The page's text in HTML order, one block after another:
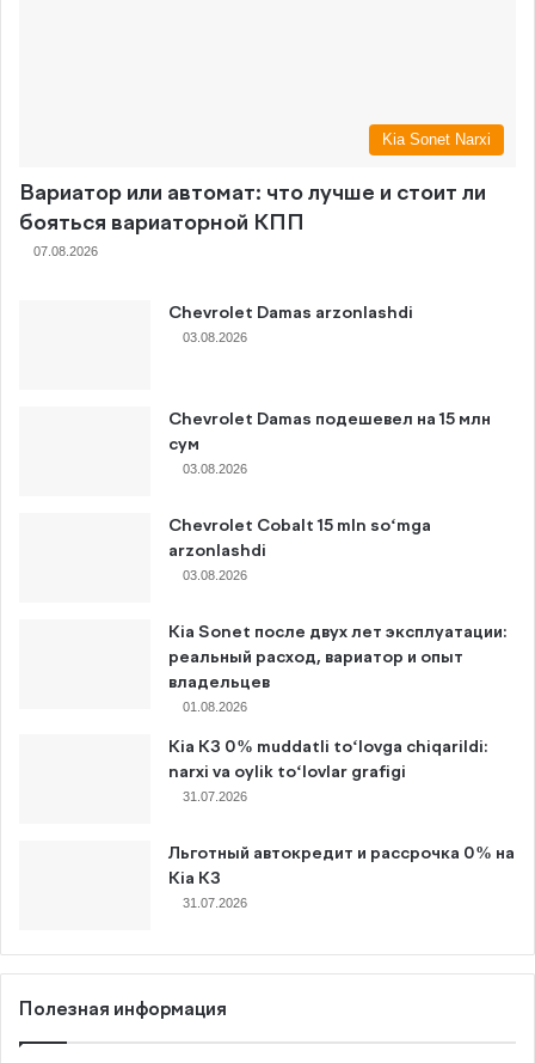
Kia Sonet Narxi
Вариатор или автомат: что лучше и стоит ли
бояться вариаторной КПП
07.08.2026
Chevrolet Damas arzonlashdi
03.08.2026
Chevrolet Damas подешевел на 15 млн
сум
03.08.2026
Chevrolet Cobalt 15 mln so‘mga
arzonlashdi
03.08.2026
Kia Sonet после двух лет эксплуатации:
реальный расход, вариатор и опыт
владельцев
01.08.2026
Kia K3 0% muddatli to‘lovga chiqarildi:
narxi va oylik to‘lovlar grafigi
31.07.2026
Льготный автокредит и рассрочка 0% на
Kia K3
31.07.2026
Полезная информация